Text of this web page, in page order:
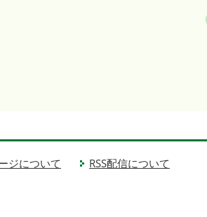
ジについて RSS配信について